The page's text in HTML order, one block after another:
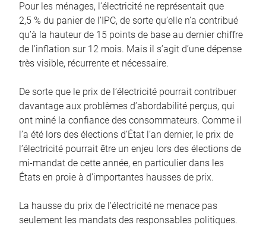
Pour les ménages, l’électricité ne représentait que
2,5 % du panier de l’IPC, de sorte qu’elle n’a contribué
qu’à la hauteur de 15 points de base au dernier chiffre
de l’inflation sur 12 mois. Mais il s’agit d’une dépense
très visible, récurrente et nécessaire.
De sorte que le prix de l’électricité pourrait contribuer
davantage aux problèmes d’abordabilité perçus, qui
ont miné la confiance des consommateurs. Comme il
l’a été lors des élections d’État l’an dernier, le prix de
l’électricité pourrait être un enjeu lors des élections de
mi-mandat de cette année, en particulier dans les
États en proie à d’importantes hausses de prix.
La hausse du prix de l’électricité ne menace pas
seulement les mandats des responsables politiques.